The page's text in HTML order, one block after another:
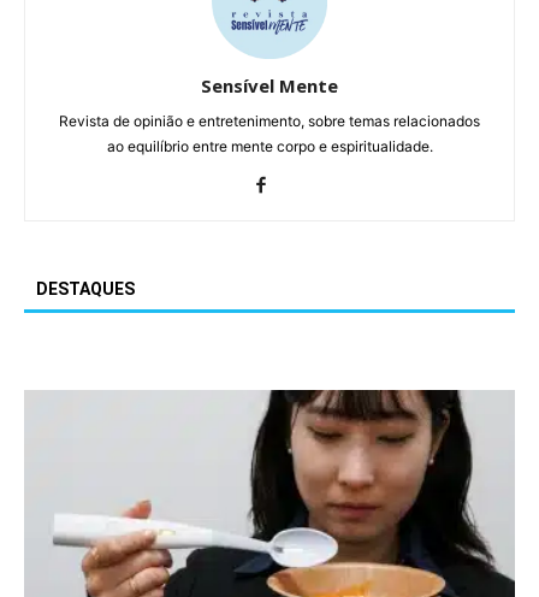
Sensível Mente
Revista de opinião e entretenimento, sobre temas relacionados
ao equilíbrio entre mente corpo e espiritualidade.
DESTAQUES